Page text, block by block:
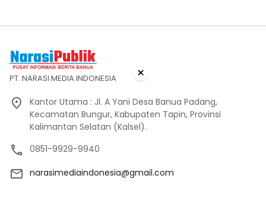
PT. NARASI MEDIA INDONESIA
Kantor Utama : Jl. A Yani Desa Banua Padang,
Kecamatan Bungur, Kabupaten Tapin, Provinsi
Kalimantan Selatan (Kalsel).
0851-9929-9940
narasimediaindonesia@gmail.com
×